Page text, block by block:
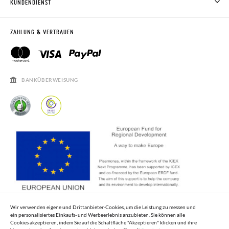
PISAMONAS CLUB
RECHTSHINWEISE
SALE
KUNDENDIENST
RETOURE BEANTRAGEN
KONTAKT
ÖFFNUNGSZEITEN
HÄUFIGKEIT DER BEANTWORTUNG VON FRAGEN
ZAHLUNG & VERTRAUEN
BANKÜBERWEISUNG
Wir verwenden eigene und Drittanbieter-Cookies, um die Leistung zu messen und
ein personalisiertes Einkaufs- und Werbeerlebnis anzubieten. Sie können alle
Cookies akzeptieren, indem Sie auf die Schaltfläche "Akzeptieren" klicken und ihre